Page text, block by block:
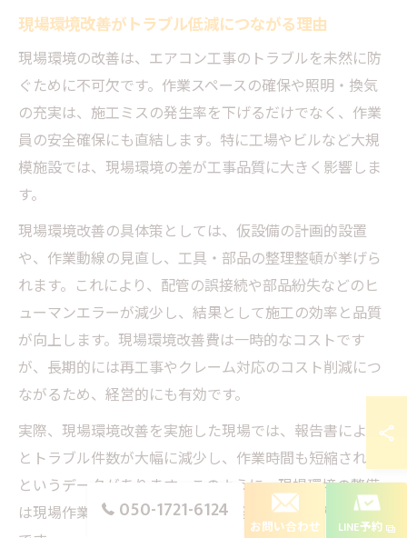
現場環境改善がトラブル低減につながる理由
現場環境の改善は、エアコン工事のトラブルを未然に防
ぐために不可欠です。作業スペースの確保や照明・換気
の充実は、施工ミスの発生率を下げるだけでなく、作業
員の安全確保にも直結します。特に工場やビルなど大規
模施設では、現場環境の差が工事品質に大きく影響しま
す。
現場環境改善の具体策としては、仮設備の計画的設置
や、作業動線の見直し、工具・部品の整理整頓が挙げら
れます。これにより、配管の誤接続や部品紛失などのヒ
ューマンエラーが減少し、結果として施工の効率と品質
が向上します。現場環境改善費は一時的なコストです
が、長期的には再工事やクレーム対応のコスト削減につ
ながるため、経営的にも有効です。
実際、現場環境改善を実施した現場では、報告書による
とトラブル件数が大幅に減少し、作業時間も短縮された
というデータがあります。このように、現場環境の整備
は現場作業全体の生産性向上と安全性向上に直結するの
050-1721-6124
お問い合わせ LINE予約